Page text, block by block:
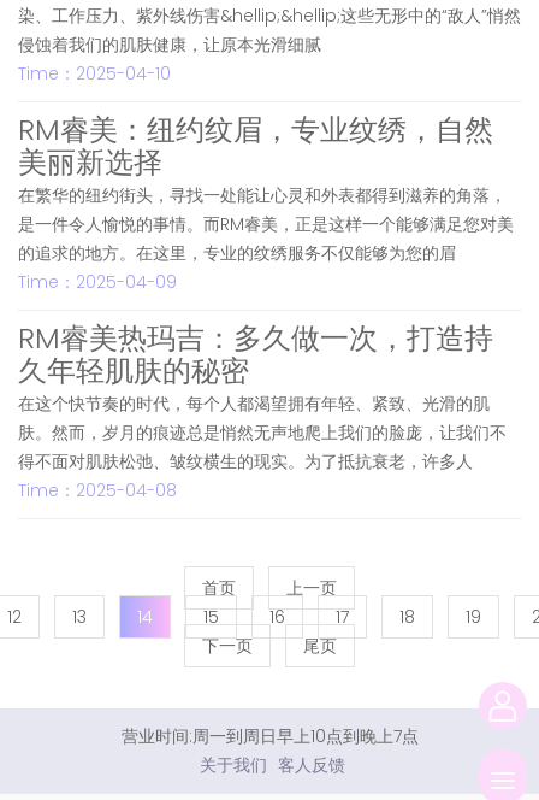
切
染、工作压力、紫外线伤害&hellip;&hellip;这些无形中的“敌人”悄然
侵蚀着我们的肌肤健康，让原本光滑细腻
Time：2025-04-10
RM睿美：纽约纹眉，专业纹绣，自然
美丽新选择
在繁华的纽约街头，寻找一处能让心灵和外表都得到滋养的角落，
是一件令人愉悦的事情。而RM睿美，正是这样一个能够满足您对美
的追求的地方。在这里，专业的纹绣服务不仅能够为您的眉
Time：2025-04-09
RM睿美热玛吉：多久做一次，打造持
久年轻肌肤的秘密
在这个快节奏的时代，每个人都渴望拥有年轻、紧致、光滑的肌
肤。然而，岁月的痕迹总是悄然无声地爬上我们的脸庞，让我们不
得不面对肌肤松弛、皱纹横生的现实。为了抵抗衰老，许多人
Time：2025-04-08
首页
上一页
12
13 14 15 16 17 18 19
下一页
尾页
营业时间:周一到周日早上10点到晚上7点
关于我们 客人反馈